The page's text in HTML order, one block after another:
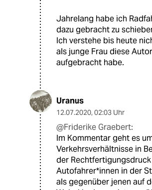
Jahrelang habe ich
dazu gebracht zu
Ich verstehe bis heute
als junge Frau diese
aufgebracht habe.
Uranus
12.07.2020, 02:03 Uhr
@Friderike Graebert:
Im Kommentar geht es
Verkehrsverhältnisse in
der
Autofahrer*innen in der
als gegenüber jenen auf